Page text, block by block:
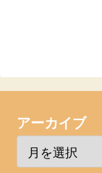
アーカイブ